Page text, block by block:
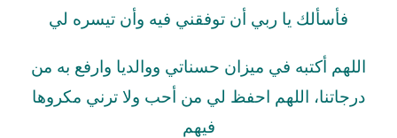
فأسألك يا ربي أن توفقني فيه وأن تيسره لي
اللهم أكتبه في ميزان حسناتي ووالديا وارفع به من
درجاتنا، اللهم احفظ لي من أحب ولا ترني مكروها
فيهم